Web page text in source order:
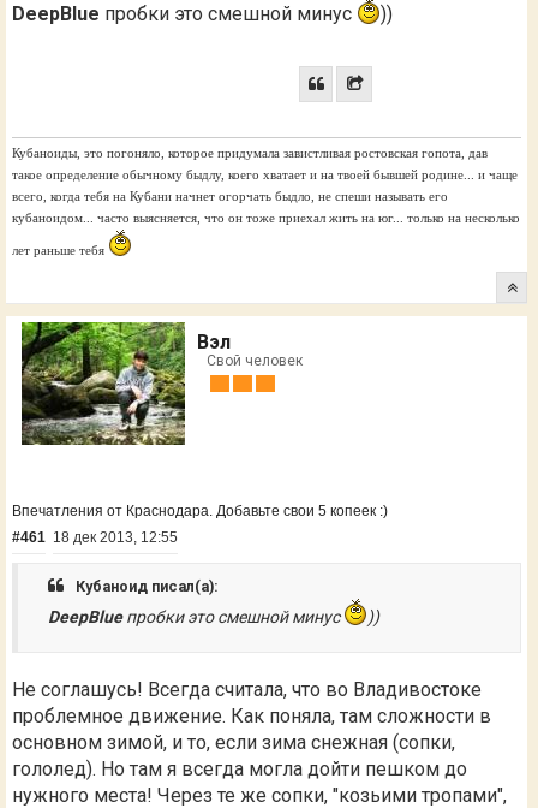
DeepBlue пробки это смешной минус ))
Кубаноиды, это погоняло, которое придумала завистливая ростовская гопота, дав
такое определение обычному быдлу, коего хватает и на твоей бывшей родине... и чаще
всего, когда тебя на Кубани начнет огорчать быдло, не спеши называть его
кубаноидом... часто выясняется, что он тоже приехал жить на юг... только на несколько
лет раньше тебя
Вэл
Свой человек
Впечатления от Краснодара. Добавьте свои 5 копеек :)
#461 18 дек 2013, 12:55
Кубаноид писал(а):
DeepBlueпробки это смешной минус ))
Не соглашусь! Всегда считала, что во Владивостоке
проблемное движение. Как поняла, там сложности в
основном зимой, и то, если зима снежная (сопки,
гололед). Но там я всегда могла дойти пешком до
нужного места! Через те же сопки, "козьими тропами",